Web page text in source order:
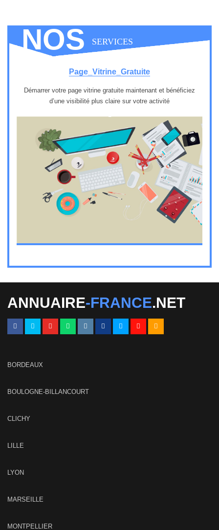
NOS SERVICES
Page_Vitrine_Gratuite
Démarrer votre page vitrine gratuite maintenant et bénéficiez
d’une visibilité plus claire sur votre activité
1
ANNUAIRE-FRANCE.NET
BORDEAUX
BOULOGNE-BILLANCOURT
CLICHY
LILLE
LYON
MARSEILLE
MONTPELLIER